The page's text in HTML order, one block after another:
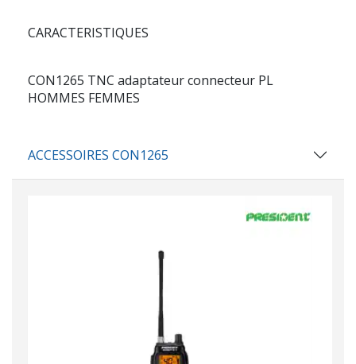
CARACTERISTIQUES
CON1265 TNC adaptateur connecteur PL
HOMMES FEMMES
ACCESSOIRES CON1265